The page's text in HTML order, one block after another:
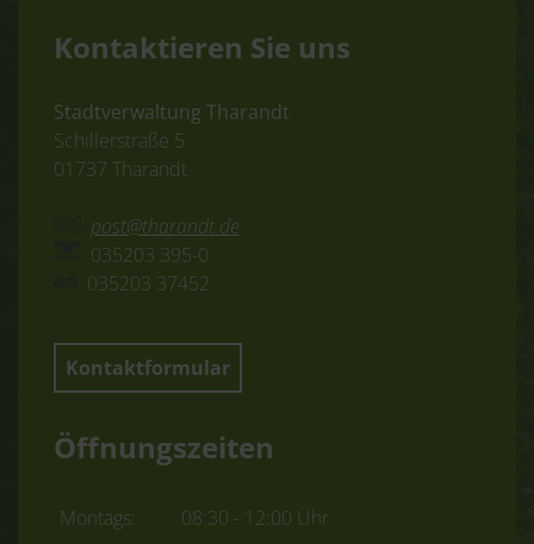
Kontaktieren Sie uns
Stadtverwaltung Tharandt
Schillerstraße 5
01737 Tharandt
post@tharandt.de
035203 395-0
035203 37452
Kontaktformular
Öffnungszeiten
Montags:
08:30 - 12:00 Uhr